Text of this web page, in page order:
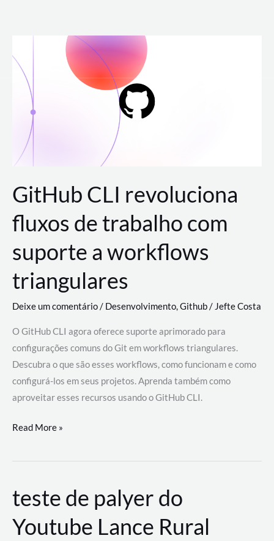
para
conteúdo
GitHub CLI revoluciona
fluxos de trabalho com
suporte a workflows
triangulares
Deixe um comentário/ Desenvolvimento,Github/ Jefte Costa
O GitHub CLI agora oferece suporte aprimorado para
configurações comuns do Git em workflows triangulares.
Descubra o que são esses workflows, como funcionam e como
configurá-los em seus projetos. Aprenda também como
aproveitar esses recursos usando o GitHub CLI.
GitHub
revoluciona
de
trabalho
com
Read More »
teste de palyer do
Youtube Lance Rural